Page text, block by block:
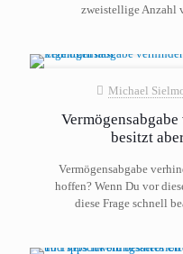
zweistellige Anzahl
Michael
besitzt
Vermögensabgabe
hoffen? Wenn Du vor
diese Frage schnell